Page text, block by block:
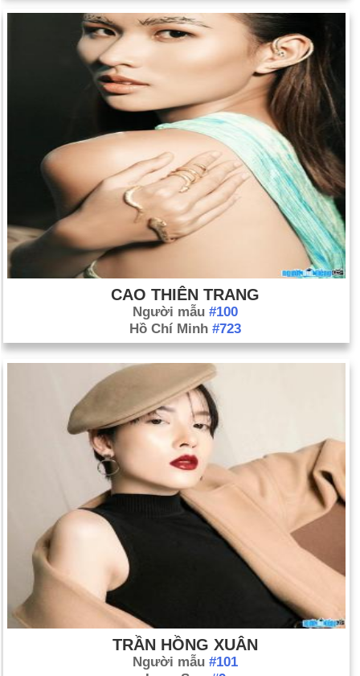
CAO THIÊN TRANG
Người mẫu #100
Hồ Chí Minh #723
TRẦN HỒNG XUÂN
Người mẫu #101